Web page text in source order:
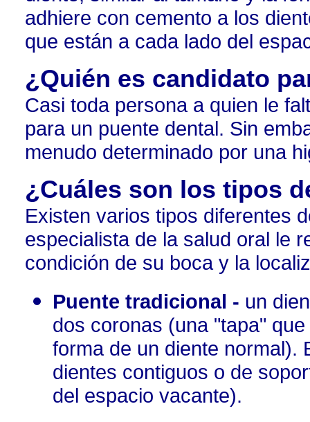
adhiere con cemento a los
que están a cada lado del
¿Quién es candidato
Casi toda persona a quien le
para un puente dental. Sin
menudo determinado por una
¿Cuáles son los tipos
Existen varios tipos diferentes
especialista de la salud oral le
condición de su boca y la
Puente tradicional - un
dos coronas (una "tapa"
forma de un diente normal).
dientes contiguos o de
del espacio vacante).